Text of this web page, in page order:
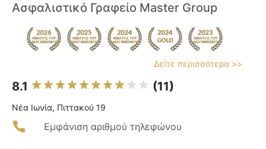
Ασφαλιστικό Γραφείο Master Group
Δείτε περισσότερα >>
8.1 (11)
Νέα Ιωνία, Πιττακού 19
Εμφάνιση αριθμού τηλεφώνου